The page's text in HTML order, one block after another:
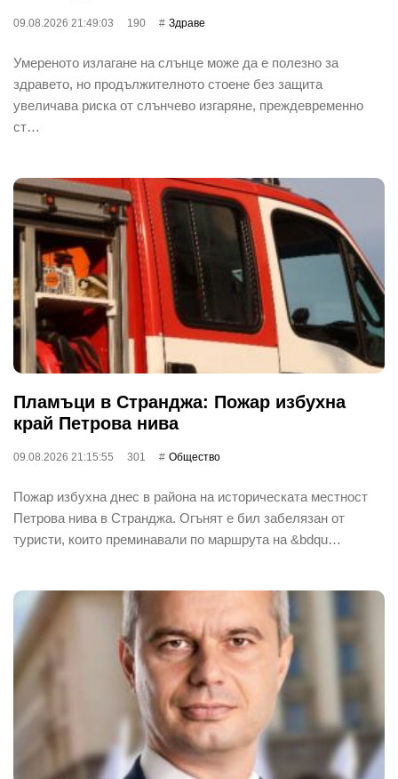
09.08.2026 21:49:03 190 Здраве
Умереното излагане на слънце може да е полезно за
здравето, но продължителното стоене без защита
увеличава риска от слънчево изгаряне, преждевременно
ст…
Пламъци в Странджа: Пожар избухна
край Петрова нива
09.08.2026 21:15:55 301 Общество
Пожар избухна днес в района на историческата местност
Петрова нива в Странджа. Огънят е бил забелязан от
туристи, които преминавали по маршрута на &bdqu…